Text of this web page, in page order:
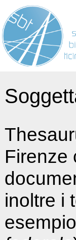
Firenze
inoltre i